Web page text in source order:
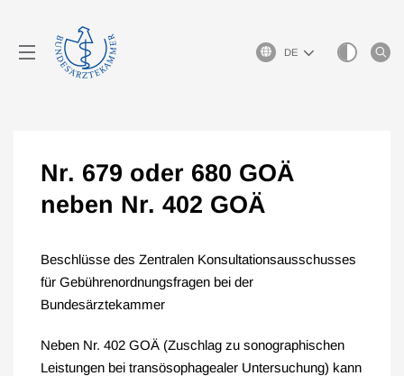
Sprachauswahl
Nr. 679 oder 680 GOÄ
neben Nr. 402 GOÄ
Beschlüsse des Zentralen Konsultationsausschusses
für Gebührenordnungsfragen bei der
Bundesärztekammer
Neben Nr. 402 GOÄ (Zuschlag zu sonographischen
Leistungen bei transösophagealer Untersuchung) kann